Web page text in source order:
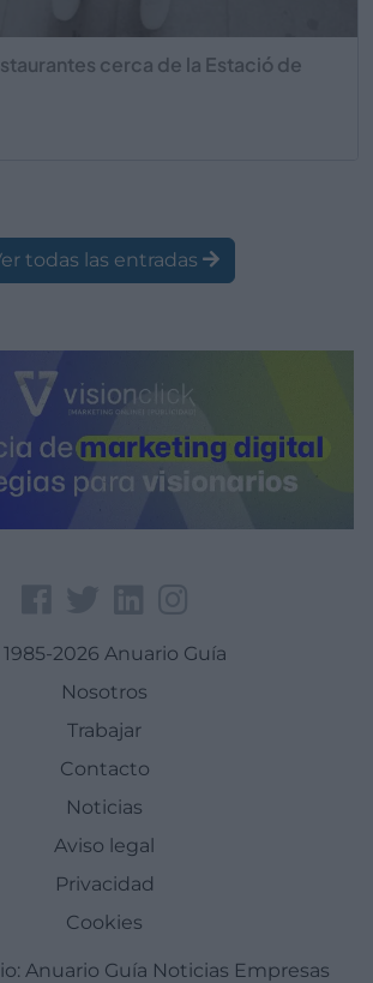
cerca de la Estació de
todas las entradas
2026 Anuario Guía
Nosotros
Trabajar
Contacto
Noticias
Aviso legal
Privacidad
Cookies
Anuario Guía Noticias Empresas